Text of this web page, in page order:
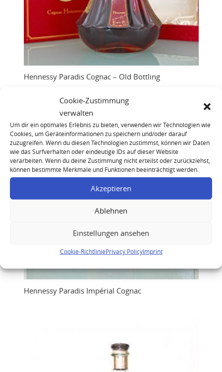
Cookie-Zustimmung
verwalten
Um dir ein optimales Erlebnis zu bieten, verwenden wir Technologien wie
Cookies, um Geräteinformationen zu speichern und/oder darauf
zuzugreifen. Wenn du diesen Technologien zustimmst, können wir Daten
wie das Surfverhalten oder eindeutige IDs auf dieser Website
verarbeiten. Wenn du deine Zustimmung nicht erteilst oder zurückziehst,
können bestimmte Merkmale und Funktionen beeinträchtigt werden.
Akzeptieren
Ablehnen
Einstellungen ansehen
Cookie-RichtliniePrivacy PolicyImprint
Hennessy Paradis Cognac – Old Bottling
Hennessy Paradis Impérial Cognac